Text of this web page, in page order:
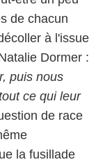
de chacun
à l'issue
Dormer :
puis nous
ce qui leur
de race
la fusillade